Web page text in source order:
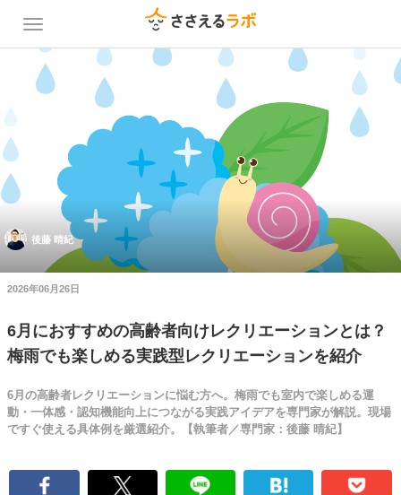
後藤 晴紀
2026年06月26日
6月におすすめの高齢者向けレクリエーションとは？
梅雨でも楽しめる実践型レクリエーションを紹介
6月の高齢者レクリエーションに悩む方へ。梅雨でも室内で楽しめる運
動・一体感・認知機能向上につながる実践アイデアを専門家が解説。現場
ですぐ使える具体例を厳選紹介。【執筆者／専門家：後藤 晴紀】